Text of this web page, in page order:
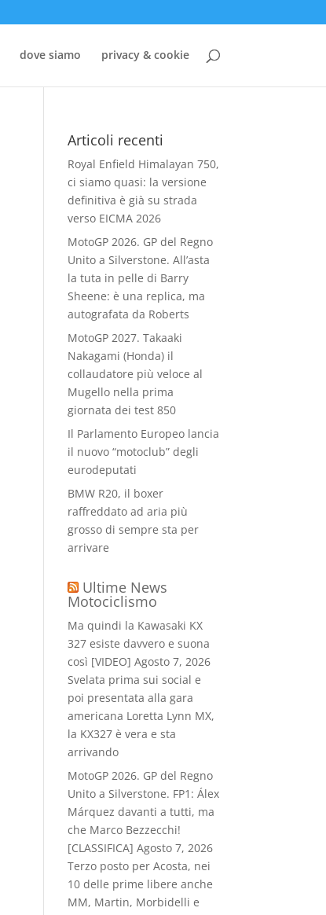
dove siamo privacy & cookie
Articoli recenti
Royal Enfield Himalayan 750,
ci siamo quasi: la versione
definitiva è già su strada
verso EICMA 2026
MotoGP 2026. GP del Regno
Unito a Silverstone. All’asta
la tuta in pelle di Barry
Sheene: è una replica, ma
autografata da Roberts
MotoGP 2027. Takaaki
Nakagami (Honda) il
collaudatore più veloce al
Mugello nella prima
giornata dei test 850
Il Parlamento Europeo lancia
il nuovo “motoclub” degli
eurodeputati
BMW R20, il boxer
raffreddato ad aria più
grosso di sempre sta per
arrivare
Ultime News
Motociclismo
Ma quindi la Kawasaki KX
327 esiste davvero e suona
così [VIDEO] Agosto 7, 2026
Svelata prima sui social e
poi presentata alla gara
americana Loretta Lynn MX,
la KX327 è vera e sta
arrivando
MotoGP 2026. GP del Regno
Unito a Silverstone. FP1: Álex
Márquez davanti a tutti, ma
che Marco Bezzecchi!
[CLASSIFICA] Agosto 7, 2026
Terzo posto per Acosta, nei
10 delle prime libere anche
MM, Martin, Morbidelli e